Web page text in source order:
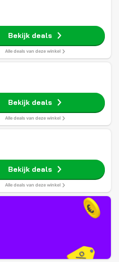
Bekijk deals
Alle deals van deze winkel
Bekijk deals
Alle deals van deze winkel
Bekijk deals
Alle deals van deze winkel